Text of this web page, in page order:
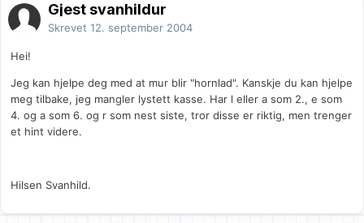
Gjest svanhildur
Skrevet 12. september 2004
Hei!
Jeg kan hjelpe deg med at mur blir "hornlad". Kanskje du kan hjelpe
meg tilbake, jeg mangler lystett kasse. Har l eller a som 2., e som
4. og a som 6. og r som nest siste, tror disse er riktig, men trenger
et hint videre.
Hilsen Svanhild.